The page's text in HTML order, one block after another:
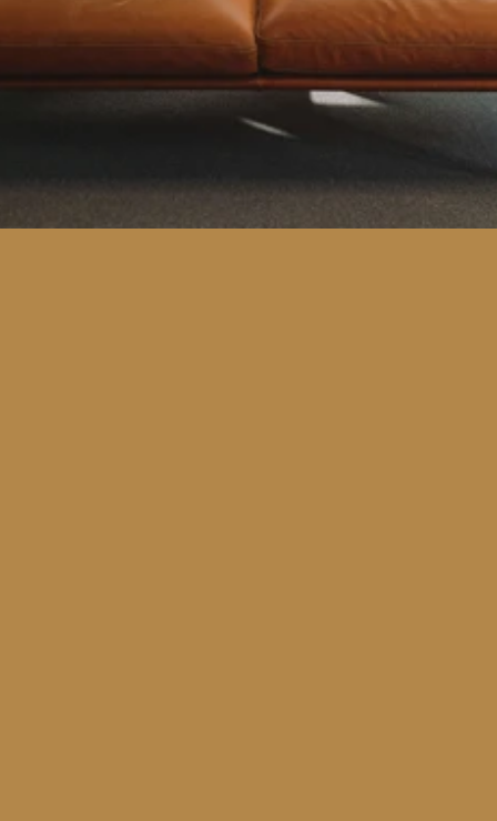
Neem contact op
Bel: +31 (0)6 4486 1201